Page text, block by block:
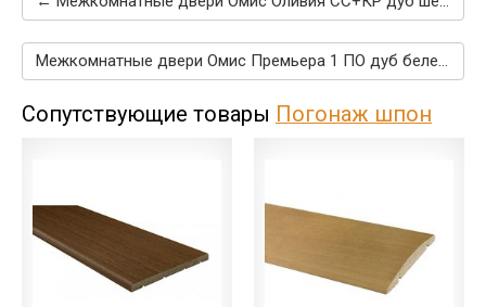
Межкомнатные двери Омис Премьера 1 ПО дуб беленый →
Сопутствующие товары Погонаж шпон